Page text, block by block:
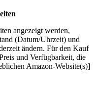
angezeigt werden,
(Datum/Uhrzeit) und
ändern. Für den Kauf
und Verfügbarkeit, die
Amazon-Website(s)]